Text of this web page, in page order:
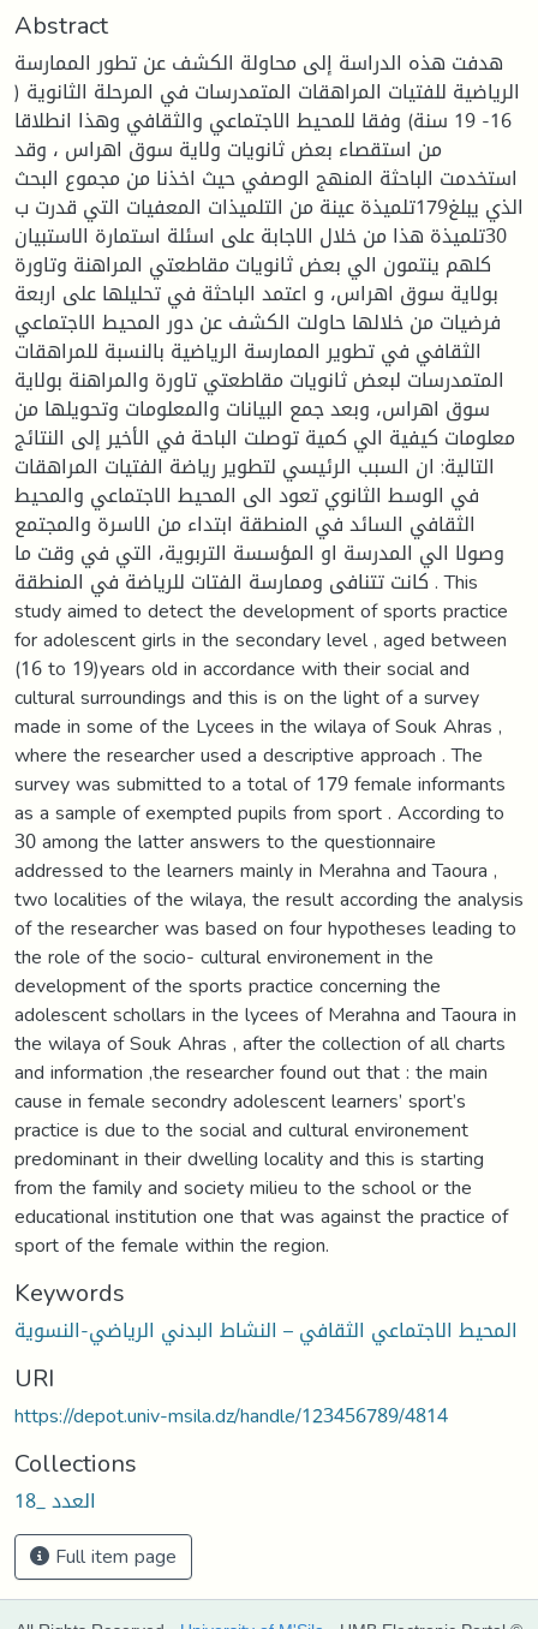
Abstract
هدفت هذه الدراسة إلى محاولة الكشف عن تطور الممارسة
الرياضية للفتيات المراهقات المتمدرسات في المرحلة الثانوية (
16- 19 سنة) وفقا للمحيط الاجتماعي والثقافي وهذا انطلاقا
من استقصاء بعض ثانويات ولاية سوق اهراس ، وقد
استخدمت الباحثة المنهج الوصفي حيث اخذنا من مجموع البحث
الذي يبلغ179تلميذة عينة من التلميذات المعفيات التي قدرت ب
30تلميذة هذا من خلال الاجابة على اسئلة استمارة الاستبيان
كلهم ينتمون الي بعض ثانويات مقاطعتي المراهنة وتاورة
بولاية سوق اهراس، و اعتمد الباحثة في تحليلها على اربعة
فرضيات من خلالها حاولت الكشف عن دور المحيط الاجتماعي
الثقافي في تطوير الممارسة الرياضية بالنسبة للمراهقات
المتمدرسات لبعض ثانويات مقاطعتي تاورة والمراهنة بولاية
سوق اهراس، وبعد جمع البيانات والمعلومات وتحويلها من
معلومات كيفية الي كمية توصلت الباحة في الأخير إلى النتائج
التالية: ان السبب الرئيسي لتطوير رياضة الفتيات المراهقات
في الوسط الثانوي تعود الى المحيط الاجتماعي والمحيط
الثقافي السائد في المنطقة ابتداء من الاسرة والمجتمع
وصولا الي المدرسة او المؤسسة التربوية، التي في وقت ما
كانت تتنافى وممارسة الفتات للرياضة في المنطقة . This
study aimed to detect the development of sports practice
for adolescent girls in the secondary level , aged between
(16 to 19)years old in accordance with their social and
cultural surroundings and this is on the light of a survey
made in some of the Lycees in the wilaya of Souk Ahras ,
where the researcher used a descriptive approach . The
survey was submitted to a total of 179 female informants
as a sample of exempted pupils from sport . According to
30 among the latter answers to the questionnaire
addressed to the learners mainly in Merahna and Taoura ,
two localities of the wilaya, the result according the analysis
of the researcher was based on four hypotheses leading to
the role of the socio- cultural environement in the
development of the sports practice concerning the
adolescent schollars in the lycees of Merahna and Taoura in
the wilaya of Souk Ahras , after the collection of all charts
and information ,the researcher found out that : the main
cause in female secondry adolescent learners’ sport’s
practice is due to the social and cultural environement
predominant in their dwelling locality and this is starting
from the family and society milieu to the school or the
educational institution one that was against the practice of
sport of the female within the region.
Keywords
المحيط الاجتماعي الثقافي – النشاط البدني الرياضي-النسوية
URI
https://depot.univ-msila.dz/handle/123456789/4814
Collections
العدد _18
Full item page